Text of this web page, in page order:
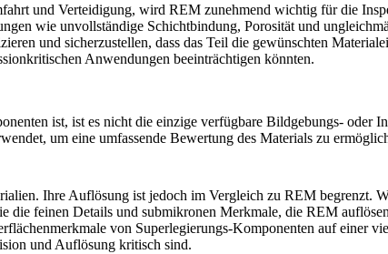
und Verteidigung, wird REM zunehmend wichtig für die
wie unvollständige Schichtbindung, Porosität und
und sicherzustellen, dass das Teil die gewünschten
Anwendungen beeinträchtigen könnten.
ist, ist es nicht die einzige verfügbare Bildgebungs- oder
um eine umfassende Bewertung des Materials zu
Ihre Auflösung ist jedoch im Vergleich zu REM begrenzt.
die feinen Details und submikronen Merkmale, die REM
von Superlegierungs-Komponenten auf einer
und Auflösung kritisch sind.